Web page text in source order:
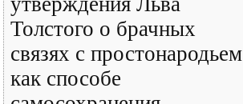
Толстого о брачных
связях с простонародьем
как способе